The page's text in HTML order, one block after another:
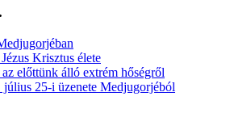
Krisztus élete
előttünk álló extrém hőségről
július 25-i üzenete Medjugorjéból